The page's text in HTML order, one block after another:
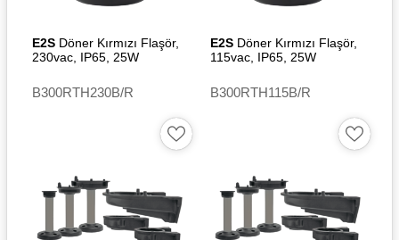
E2S Döner Kırmızı Flaşör,
230vac, IP65, 25W
B300RTH230B/R
E2S Döner Kırmızı Flaşör,
115vac, IP65, 25W
B300RTH115B/R